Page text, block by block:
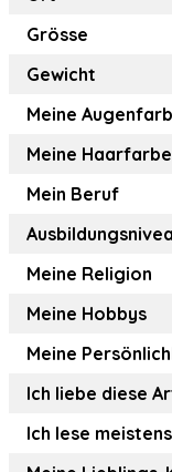
Grösse
Gewicht
Meine
Meine Haarfarbe
Mein Beruf
Meine Religion
Meine Hobbys
Meine
Ich liebe diese
Ich lese meistens